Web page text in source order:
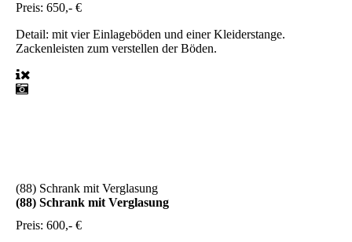
Preis: 650,- €
Detail: mit vier Einlageböden und einer Kleiderstange.
Zackenleisten zum verstellen der Böden.
(88) Schrank mit Verglasung
(88) Schrank mit Verglasung
Preis: 600,- €